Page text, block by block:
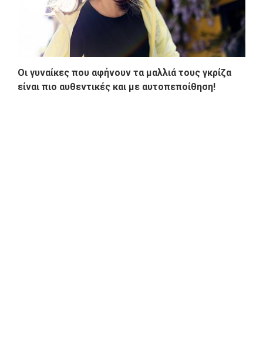
Οι γυναίκες που αφήνουν τα μαλλιά τους γκρίζα
είναι πιο αυθεντικές και με αυτοπεποίθηση!